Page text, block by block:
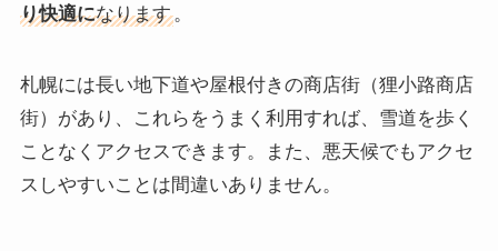
り快適になります。
札幌には長い地下道や屋根付きの商店街（狸小路商店
街）があり、これらをうまく利用すれば、雪道を歩く
ことなくアクセスできます。また、悪天候でもアクセ
スしやすいことは間違いありません。